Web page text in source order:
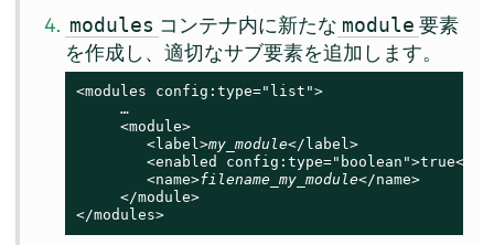
modules コンテナ内に新たな module 要素
を作成し、適切なサブ要素を追加します。
<modules config:type="list">
     …
     <module>
        <label>
my_module</label>
<enabled config:type="boolean">true</
        <name>
filename_my_module</name>
     </module>
</modules>